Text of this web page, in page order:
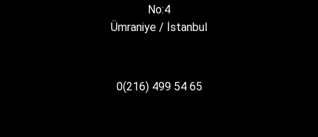
No:4
Ümraniye / İstanbul
0(216) 499 54 65